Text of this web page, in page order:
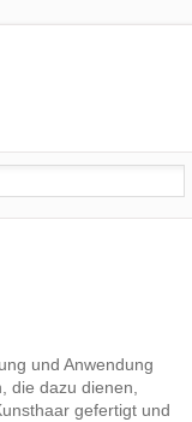
und Anwendung
die dazu dienen,
gefertigt und